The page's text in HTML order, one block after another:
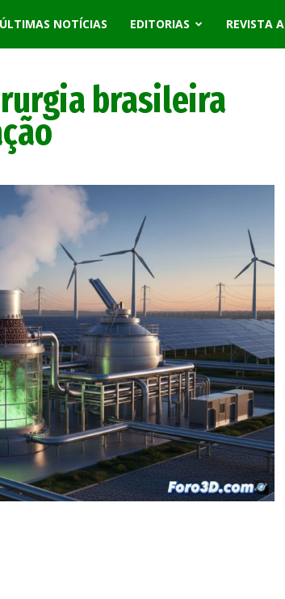
ÚLTIMAS NOTÍCIAS EDITORIAS REVISTA
brasileira